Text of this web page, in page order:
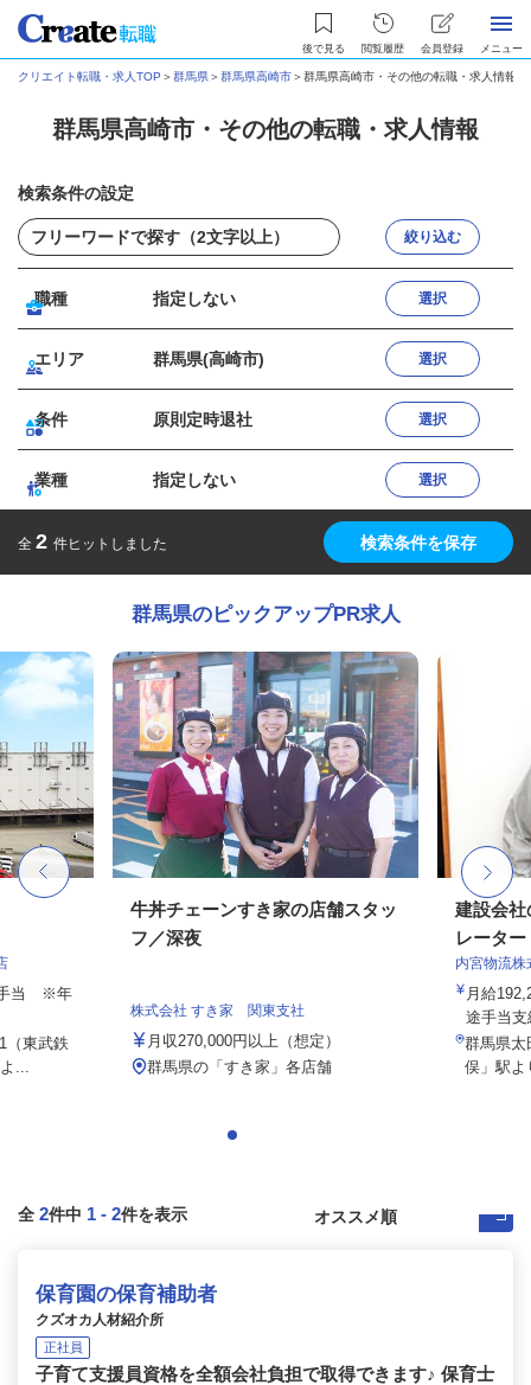
後で見る 閲覧履歴 会員登録 メニュー
クリエイト転職・求人TOP ＞群馬県＞群馬県高崎市＞群馬県高崎市・その他の転職・求人情報
群馬県高崎市・その他の転職・求人情報
検索条件の設定
絞り込む
職種 指定しない 選択
エリア 群馬県(高崎市) 選択
条件 原則定時退社 選択
業種 指定しない 選択
全 2 件ヒットしました 検索条件を保存
群馬県のピックアップPR求人
手当 ※年
（東武鉄
...
牛丼チェーンすき家の店舗スタッ
フ／深夜
株式会社 すき家 関東支社
月収270,000円以上（想定）
群馬県の「すき家」各店舗
建設会社
レーター
内宮物流株
月給
途手当
群馬県太
俣」駅
全 2件中 1 - 2件を表示
保育園の保育補助者
クズオカ人材紹介所
正社員
子育て支援員資格を全額会社負担で取得できます♪ 保育士